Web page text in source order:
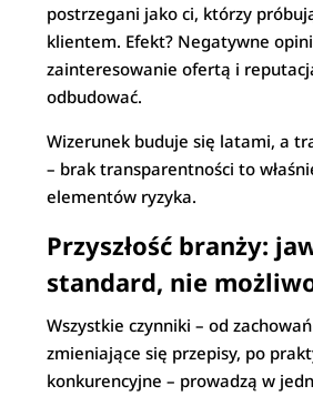
postrzegani jako ci, którzy
klientem. Efekt? Negatywne
zainteresowanie ofertą i
odbudować.
Wizerunek buduje się latami, a
– brak transparentności to
elementów ryzyka.
Przyszłość branży:
standard, nie
Wszystkie czynniki – od
zmieniające się przepisy, po
konkurencyjne – prowadzą w